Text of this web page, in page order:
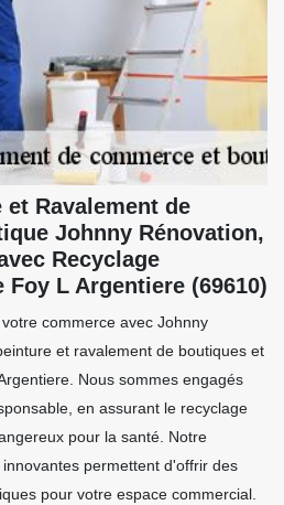
Ravalement de
Johnny Rénovation,
Recyclage
L Argentiere (69610)
commerce avec Johnny
et ravalement de boutiques et
Nous sommes engagés
en assurant le recyclage
pour la santé. Notre
permettent d'offrir des
pour votre espace commercial.